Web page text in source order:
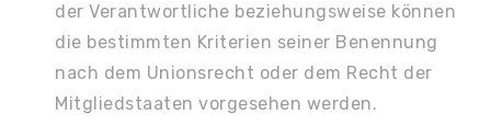
der Verantwortliche beziehungsweise können
die bestimmten Kriterien seiner Benennung
nach dem Unionsrecht oder dem Recht der
Mitgliedstaaten vorgesehen werden.